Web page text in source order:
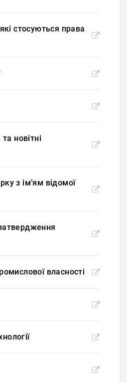
стосуються права
новітні
з імʼям відомої
власності